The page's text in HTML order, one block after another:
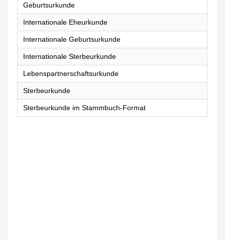
Geburtsurkunde
Internationale Eheurkunde
Internationale Geburtsurkunde
Internationale Sterbeurkunde
Lebenspartnerschaftsurkunde
Sterbeurkunde
Sterbeurkunde im Stammbuch-Format